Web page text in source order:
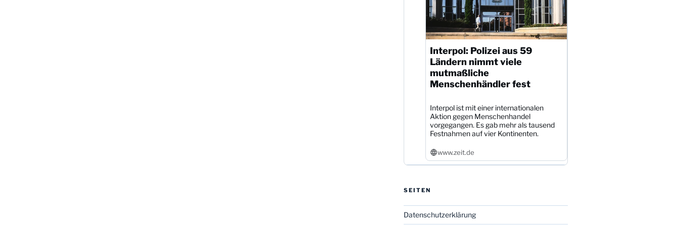
Interpol: Polizei aus 59
Ländern nimmt viele
mutmaßliche
Menschenhändler fest
Interpol ist mit einer internationalen
Aktion gegen Menschenhandel
vorgegangen. Es gab mehr als tausend
Festnahmen auf vier Kontinenten.
www.zeit.de
SEITEN
Datenschutzerklärung